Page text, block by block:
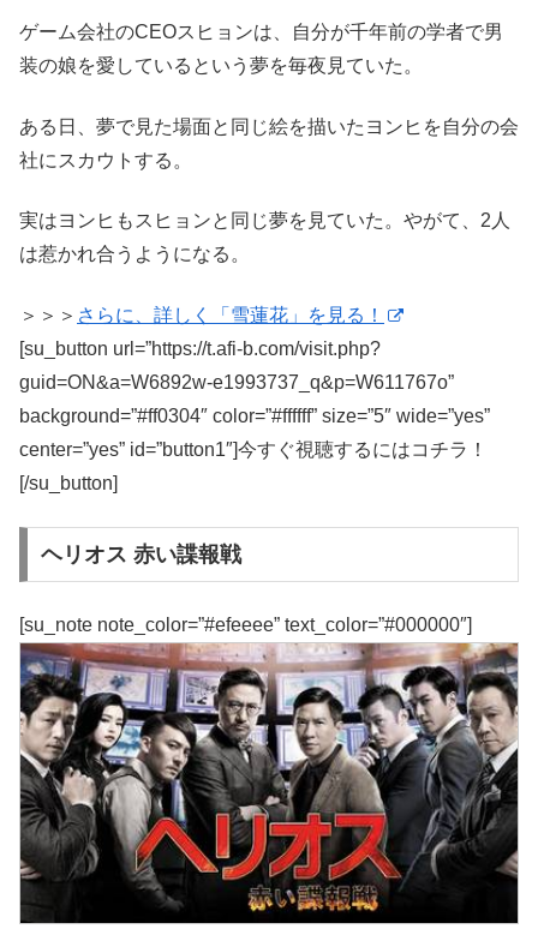
ゲーム会社のCEOスヒョンは、自分が千年前の学者で男
装の娘を愛しているという夢を毎夜見ていた。
ある日、夢で見た場面と同じ絵を描いたヨンヒを自分の会
社にスカウトする。
実はヨンヒもスヒョンと同じ夢を見ていた。やがて、2人
は惹かれ合うようになる。
＞＞＞ さらに、詳しく「雪蓮花」を見る！
[su_button url=”https://t.afi-b.com/visit.php?
guid=ON&a=W6892w-e1993737_q&p=W611767o”
background=”#ff0304″ color=”#ffffff” size=”5″ wide=”yes”
center=”yes” id=”button1″]今すぐ視聴するにはコチラ！
[/su_button]
ヘリオス 赤い諜報戦
[su_note note_color=”#efeeee” text_color=”#000000″]